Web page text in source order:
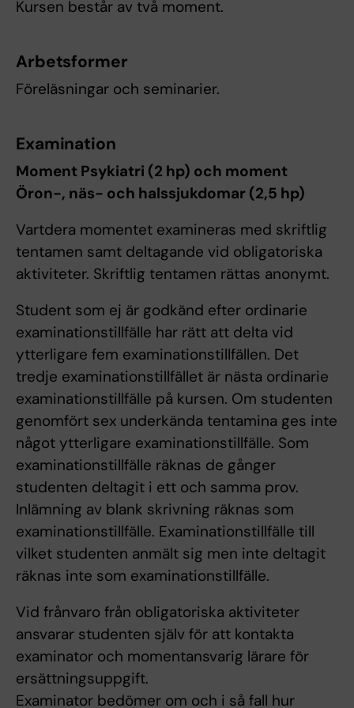
Kursen består av två moment.
Arbetsformer
Föreläsningar och seminarier.
Examination
Moment Psykiatri (2 hp) och moment
Öron-, näs- och halssjukdomar (2,5 hp)
Vartdera momentet examineras med skriftlig
tentamen samt deltagande vid obligatoriska
aktiviteter. Skriftlig tentamen rättas anonymt.
Student som ej är godkänd efter ordinarie
examinationstillfälle har rätt att delta vid
ytterligare fem examinationstillfällen. Det
tredje examinationstillfället är nästa ordinarie
examinationstillfälle på kursen. Om studenten
genomfört sex underkända tentamina ges inte
något ytterligare examinationstillfälle. Som
examinationstillfälle räknas de gånger
studenten deltagit i ett och samma prov.
Inlämning av blank skrivning räknas som
examinationstillfälle. Examinationstillfälle till
vilket studenten anmält sig men inte deltagit
räknas inte som examinationstillfälle.
Vid frånvaro från obligatoriska aktiviteter
ansvarar studenten själv för att kontakta
examinator och momentansvarig lärare för
ersättningsuppgift.
Examinator bedömer om och i så fall hur